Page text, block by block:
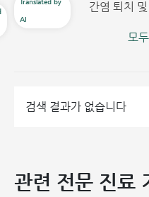
간염 퇴치
모
검색 결과가 없습니다
관련 전문 진료